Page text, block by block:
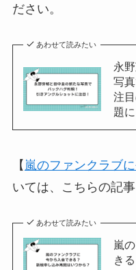
ださい。
あわせて読みたい
永
写
注
題に
【 嵐のファンクラブ
いては、こちらの記
あわせて読みたい
嵐
き